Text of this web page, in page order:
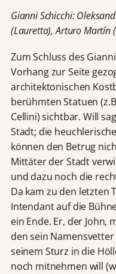
Gianni Schicchi:
(Lauretta), Arturo Martín
Zum Schluss des
Vorhang zur Seite
architektonischen
berühmten Statuen
Cellini) sichtbar. Will
Stadt; die
können den Betrug
Mittäter der Stadt
und dazu noch die
Da kam zu den letzten
Intendant auf die
ein Ende. Er, der John,
den sein
seinem Sturz in die
noch mitnehmen will